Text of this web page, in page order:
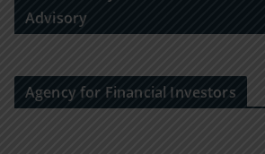
Advisory
Agency for Financial Investors